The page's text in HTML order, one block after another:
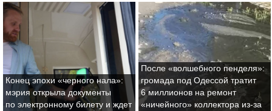
Конец эпохи «черного нала»:
мэрия открыла документы
по электронному билету и ждет
После «волшебного пенделя»:
громада под Одессой тратит
6 миллионов на ремонт
«ничейного» коллектора из-за